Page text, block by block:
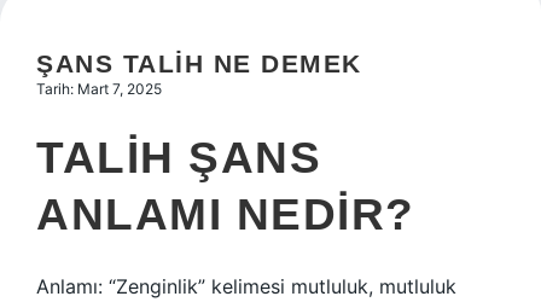
Hakkımızda
ŞANS TALIH NE DEMEK
Tarih: Mart 7, 2025
TALIH ŞANS
ANLAMI NEDIR?
Anlamı: “Zenginlik” kelimesi mutluluk, mutluluk